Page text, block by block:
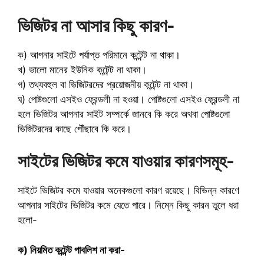
ভিজিটর না আসার কিছু কারণ-
ক) আপনার সাইটে পর্যাপ্ত পরিমানে কন্টেন্ট না থাকা।
খ) ভালো মানের ইউনিক কন্টেন্ট না থাকা।
গ) তথ্যবহুল বা ভিজিটরদের প্রয়োজনীয় কন্টেন্ট না থাকা।
ঘ) পোষ্টগুলো এসইও ফ্রেন্ডলী না হওয়া। পোষ্টগুলো এসইও ফ্রেন্ডলী না
হলে ভিজিটর আপনার সাইট সম্পর্কে জানবে কি করে অথবা পোষ্টগুলো
ভিজিটরদের কাছে পৌঁছাবে কি করে।
সাইটের ভিজিটর কমে যাওয়ার কারণসমূহ-
সাইটে ভিজিটর কমে যাওয়ার অনেকগুলো কারণ রয়েছে। বিভিন্ন কারণে
আপনার সাইটের ভিজিটর কমে যেতে পারে। নিম্নে কিছু কারন তুলে ধরা
হলো-
ক) নিয়মিত কন্টেন্ট পাবলিশ না করা-